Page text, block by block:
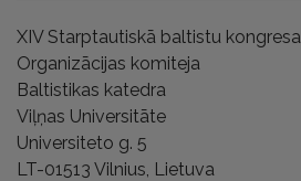
XIVStarptautiskā baltistu kongresa
Organizācijas komiteja
Baltistikas katedra
Viļņas Universitāte
Universiteto g. 5
LT-01513 Vilnius, Lietuva